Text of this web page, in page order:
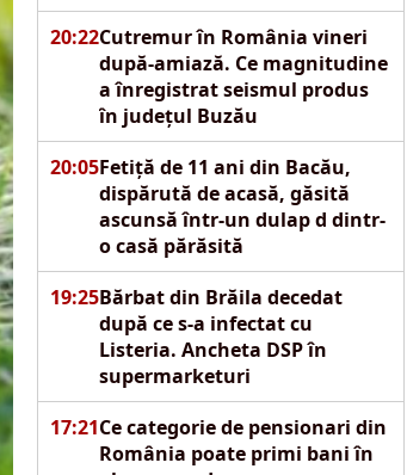
20:22Cutremur în România vineri
după-amiază. Ce magnitudine
a înregistrat seismul produs
în județul Buzău
20:05Fetiță de 11 ani din Bacău,
dispărută de acasă, găsită
ascunsă într-un dulap d dintr-
o casă părăsită
19:25Bărbat din Brăila decedat
după ce s-a infectat cu
Listeria. Ancheta DSP în
supermarketuri
17:21Ce categorie de pensionari din
România poate primi bani în